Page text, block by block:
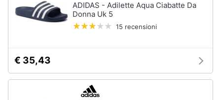
ADIDAS - Adilette Aqua Ciabatte Da
Donna Uk 5
15 recensioni
€ 35,43